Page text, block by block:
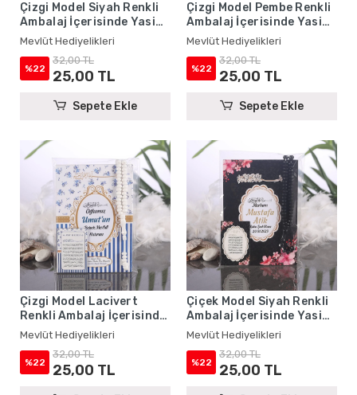
Çizgi Model Siyah Renkli
Ambalaj İçerisinde Yasin
Kitabı, Magnet ve Tesbih -
Mevlüt Hediyelikleri
Mevlüt Hediyelikleri
%22
32,00 TL
25,00 TL
Sepete Ekle
Çizgi Model Pembe Renkli
Ambalaj İçerisinde Yasin
Kitabı, Magnet ve Tesbih -
Mevlüt Hediyelikleri
Mevlüt Hediyelikleri
%22
32,00 TL
25,00 TL
Sepete Ekle
Çizgi Model Lacivert
Renkli Ambalaj İçerisinde
Yasin Kitabı, Magnet ve
Tesbih - Mevlüt
Hediyelikleri
Mevlüt Hediyelikleri
%22
32,00 TL
25,00 TL
Çiçek Model Siyah Renkli
Ambalaj İçerisinde Yasin
Kitabı, Magnet ve Tesbih -
Mevlüt Hediyelikleri
Mevlüt Hediyelikleri
%22
32,00 TL
25,00 TL